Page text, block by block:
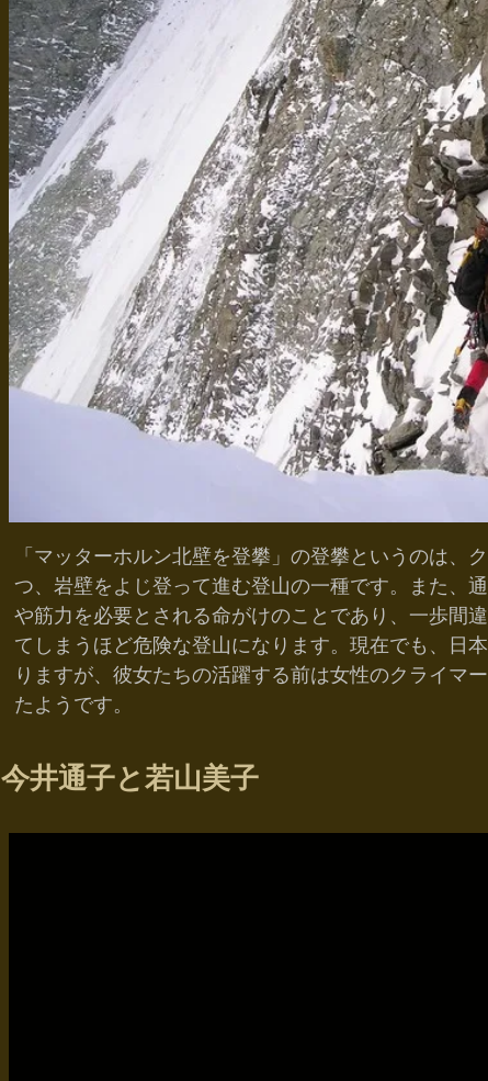
「マッターホルン北壁を登攀」の登攀というのは、
つ、岩壁をよじ登って進む登山の一種です。また、
や筋力を必要とされる命がけのことであり、一歩間
てしまうほど危険な登山になります。現在でも、日
りますが、彼女たちの活躍する前は女性のクライマ
たようです。
今井通子と若山美子